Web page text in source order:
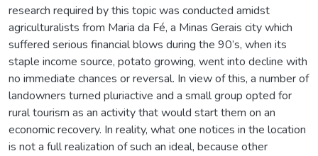
research required by this topic was conducted amidst
agriculturalists from Maria da Fé, a Minas Gerais city which
suffered serious financial blows during the 90’s, when its
staple income source, potato growing, went into decline with
no immediate chances or reversal. In view of this, a number of
landowners turned pluriactive and a small group opted for
rural tourism as an activity that would start them on an
economic recovery. In reality, what one notices in the location
is not a full realization of such an ideal, because other